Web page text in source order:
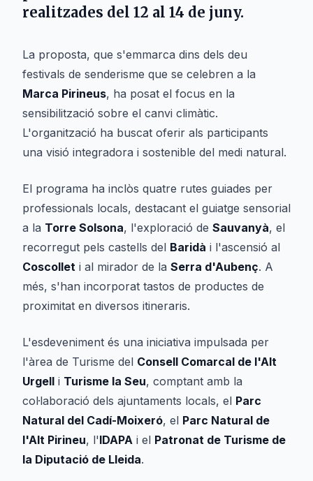
realitzades del 12 al 14 de juny.
La proposta, que s'emmarca dins dels deu
festivals de senderisme que se celebren a la
Marca Pirineus, ha posat el focus en la
sensibilització sobre el canvi climàtic.
L'organització ha buscat oferir als participants
una visió integradora i sostenible del medi natural.
El programa ha inclòs quatre rutes guiades per
professionals locals, destacant el guiatge sensorial
a la Torre Solsona, l'exploració de Sauvanyà, el
recorregut pels castells del Baridà i l'ascensió al
Coscollet i al mirador de la Serra d'Aubenç. A
més, s'han incorporat tastos de productes de
proximitat en diversos itineraris.
L'esdeveniment és una iniciativa impulsada per
l'àrea de Turisme del Consell Comarcal de l'Alt
Urgell i Turisme la Seu, comptant amb la
col·laboració dels ajuntaments locals, el Parc
Natural del Cadí-Moixeró, el Parc Natural de
l'Alt Pirineu, l'IDAPA i el Patronat de Turisme de
la Diputació de Lleida.